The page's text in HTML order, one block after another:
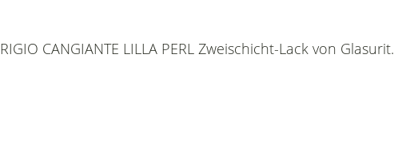
CANGIANTE LILLA PERL Zweischicht-Lack von Glasurit.